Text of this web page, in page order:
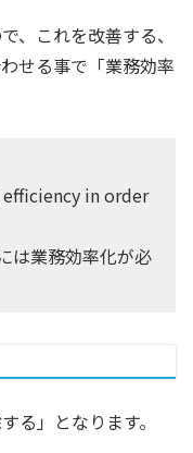
、これを改善する、
せる事で「業務効率
in order
は業務効率化が必
る」となります。